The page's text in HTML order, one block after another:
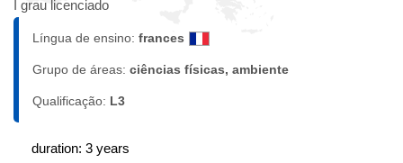
I grau licenciado
Língua de ensino: frances
Grupo de áreas: ciências físicas, ambiente
Qualificação: L3
duration: 3 years